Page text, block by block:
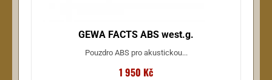
GEWA FACTS ABS west.g.
Pouzdro ABS pro akustickou...
1 950 Kč